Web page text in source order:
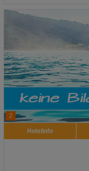
2
Hotelinfo